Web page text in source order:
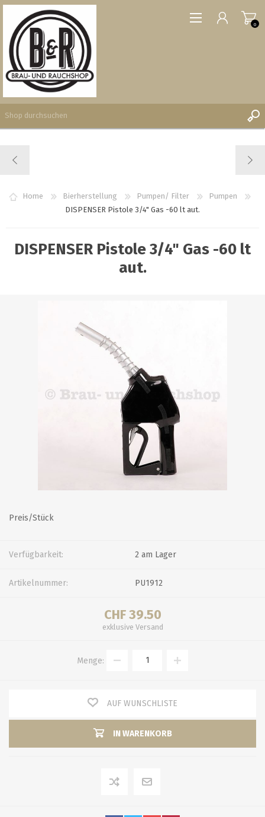
WUNSCHLISTE
0
0
Home Bierherstellung Pumpen/ Filter
Pumpen
DISPENSER Pistole 3/4" Gas -60 lt aut.
DISPENSER Pistole 3/4" Gas -60 lt
aut.
Preis/Stück
Verfügbarkeit: 2 am Lager
Artikelnummer: PU1912
CHF 39.50
exklusive Versand
Menge:
AUF WUNSCHLISTE
IN WARENKORB